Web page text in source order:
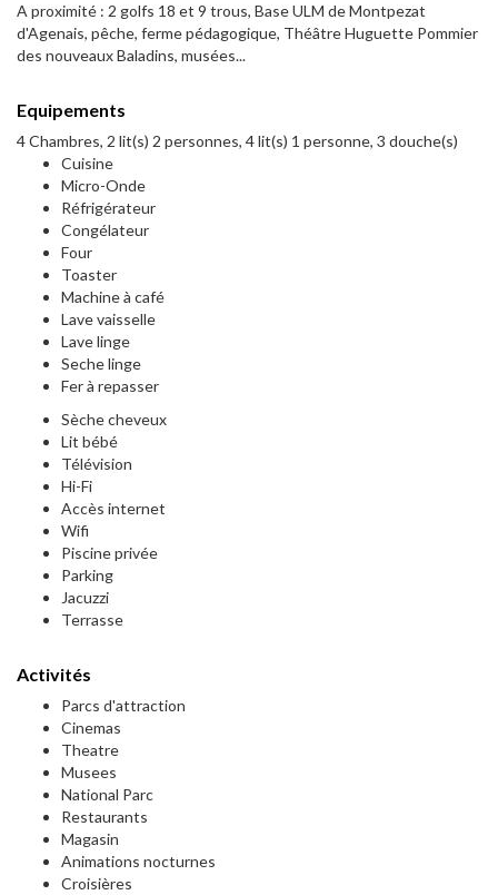
A proximité : 2 golfs 18 et 9 trous, Base ULM de Montpezat
d'Agenais, pêche, ferme pédagogique, Théâtre Huguette Pommier
des nouveaux Baladins, musées...
Equipements
4 Chambres, 2 lit(s) 2 personnes, 4 lit(s) 1 personne, 3 douche(s)
Cuisine
Micro-Onde
Réfrigérateur
Congélateur
Four
Toaster
Machine à café
Lave vaisselle
Lave linge
Seche linge
Fer à repasser
Sèche cheveux
Lit bébé
Télévision
Hi-Fi
Accès internet
Wifi
Piscine privée
Parking
Jacuzzi
Terrasse
Activités
Parcs d'attraction
Cinemas
Theatre
Musees
National Parc
Restaurants
Magasin
Animations nocturnes
Croisières